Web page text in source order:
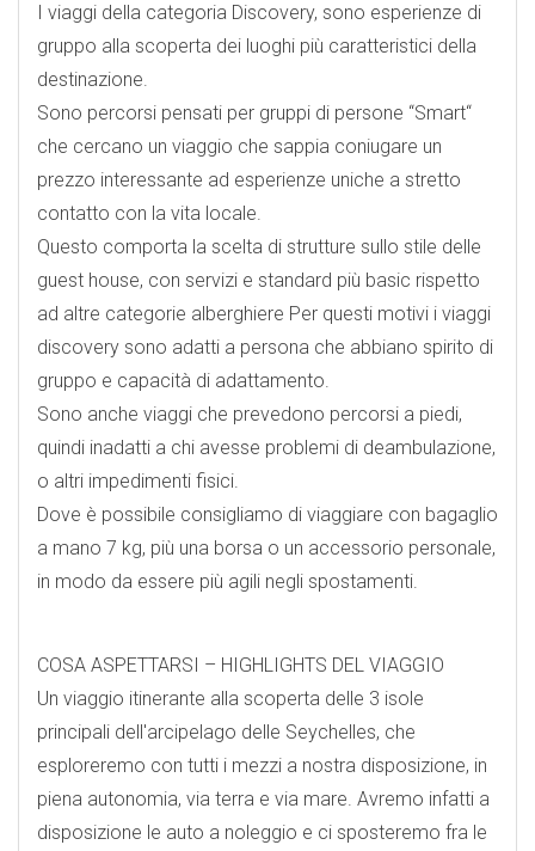
I viaggi della categoria Discovery, sono esperienze di
gruppo alla scoperta dei luoghi più caratteristici della
destinazione.
Sono percorsi pensati per gruppi di persone “Smart“
che cercano un viaggio che sappia coniugare un
prezzo interessante ad esperienze uniche a stretto
contatto con la vita locale.
Questo comporta la scelta di strutture sullo stile delle
guest house, con servizi e standard più basic rispetto
ad altre categorie alberghiere Per questi motivi i viaggi
discovery sono adatti a persona che abbiano spirito di
gruppo e capacità di adattamento.
Sono anche viaggi che prevedono percorsi a piedi,
quindi inadatti a chi avesse problemi di deambulazione,
o altri impedimenti fisici.
Dove è possibile consigliamo di viaggiare con bagaglio
a mano 7 kg, più una borsa o un accessorio personale,
in modo da essere più agili negli spostamenti.
COSA ASPETTARSI – HIGHLIGHTS DEL VIAGGIO
Un viaggio itinerante alla scoperta delle 3 isole
principali dell'arcipelago delle Seychelles, che
esploreremo con tutti i mezzi a nostra disposizione, in
piena autonomia, via terra e via mare. Avremo infatti a
disposizione le auto a noleggio e ci sposteremo fra le